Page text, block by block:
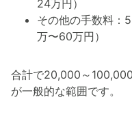
24万円）
その他の手数料：
万〜60万円）
合計で20,000～
が一般的な範囲です。